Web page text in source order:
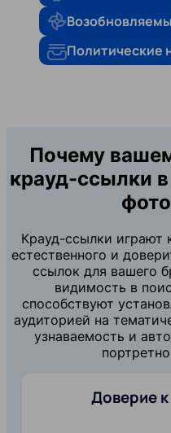
Политические
Почему
крауд-ссылки
Крауд-ссылки играют
естественного и
ссылок для вашего
видимость в
способствуют
аудиторией на
узнаваемость и
Доверие